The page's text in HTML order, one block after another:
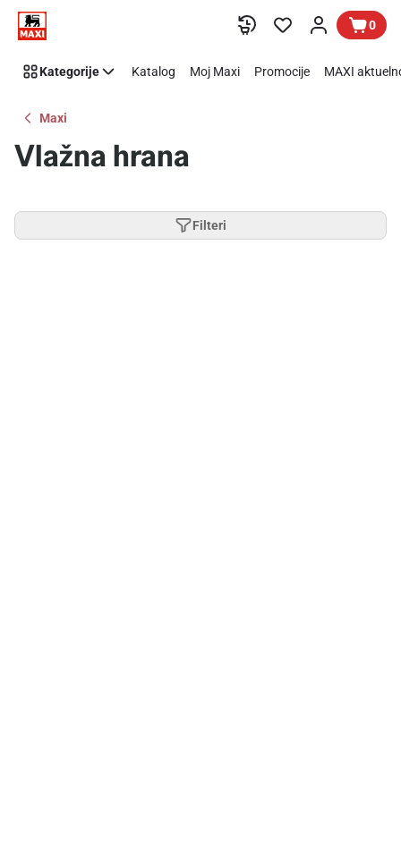
Preskoči link 0
Kategorije Katalog Moj Maxi Promocije MAXI
Maxi
Vlažna hrana
Filteri